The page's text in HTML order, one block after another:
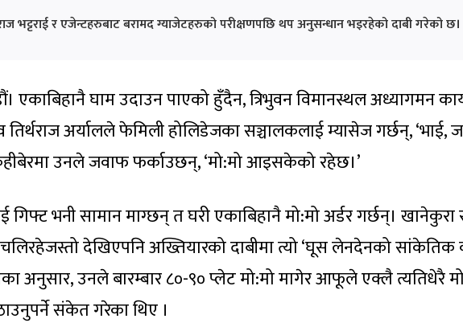
भट्टराई र एजेन्टहरुबाट बरामद ग्याजेटहरुको परीक्षणपछि थप अनुसन्धान भइरहेको दाबी गरेको छ।
एकाबिहानै घाम उदाउन पाएको हुँदैन, त्रिभुवन विमानस्थल अध्यागमन
अर्यालले फेमिली होलिडेजका सञ्चालकलाई म्यासेज गर्छन्, ‘भाई,
उनले जवाफ फर्काउछन्, ‘मो:मो आइसकेको रहेछ।’
भनी सामान माग्छन् त घरी एकाबिहानै मो:मो अर्डर गर्छन्। खानेकुरा
देखिएपनि अख्तियारको दाबीमा त्यो ‘घूस लेनदेनको सांकेतिक
अनुसार, उनले बारम्बार ८०-९० प्लेट मो:मो मागेर आफूले एक्लै त्यतिधेरै
संकेत गरेका थिए ।